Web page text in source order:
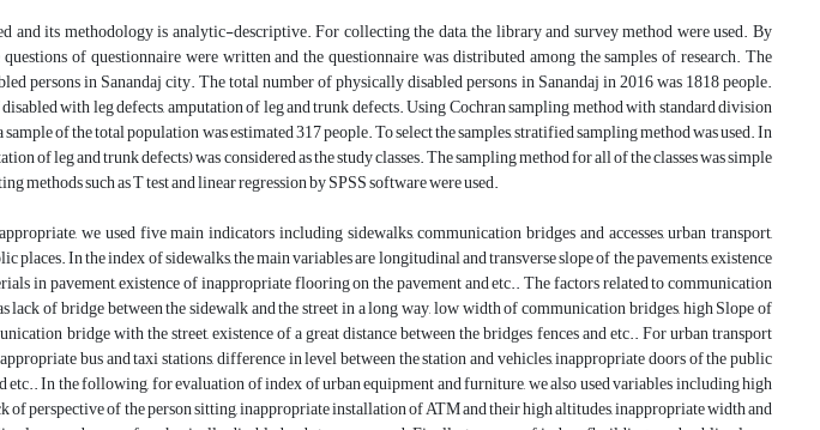
and its methodology is analytic-descriptive. For collecting the data, the library and survey method were used. By
of questionnaire were written and the questionnaire was distributed among the samples of research. The
persons in Sanandaj city. The total number of physically disabled persons in Sanandaj in 2016 was 1818 people.
with leg defects, amputation of leg and trunk defects. Using Cochran sampling method with standard division
of the total population was estimated 317 people. To select the samples, stratified sampling method was used. In
of leg and trunk defects) was considered as the study classes. The sampling method for all of the classes was simple
methods such as T test and linear regression by SPSS software were used.
we used five main indicators including sidewalks, communication bridges and accesses, urban transport,
In the index of sidewalks, the main variables are longitudinal and transverse slope of the pavements, existence
in pavement, existence of inappropriate flooring on the pavement and etc.. The factors related to communication
lack of bridge between the sidewalk and the street in a long way, low width of communication bridges, high Slope of
bridge with the street, existence of a great distance between the bridges fences and etc.. For urban transport
bus and taxi stations, difference in level between the station and vehicles, inappropriate doors of the public
In the following, for evaluation of index of urban equipment and furniture, we also used variables including high
of perspective of the person sitting, inappropriate installation of ATM and their high altitudes, inappropriate width and